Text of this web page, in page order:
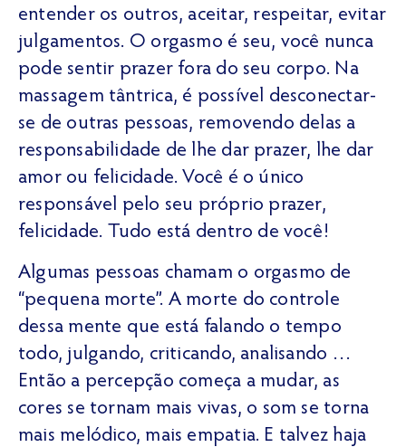
entender os outros, aceitar, respeitar, evitar
julgamentos. O orgasmo é seu, você nunca
pode sentir prazer fora do seu corpo. Na
massagem tântrica, é possível desconectar-
se de outras pessoas, removendo delas a
responsabilidade de lhe dar prazer, lhe dar
amor ou felicidade. Você é o único
responsável pelo seu próprio prazer,
felicidade. Tudo está dentro de você!
Algumas pessoas chamam o orgasmo de
“pequena morte”. A morte do controle
dessa mente que está falando o tempo
todo, julgando, criticando, analisando …
Então a percepção começa a mudar, as
cores se tornam mais vivas, o som se torna
mais melódico, mais empatia. E talvez haja